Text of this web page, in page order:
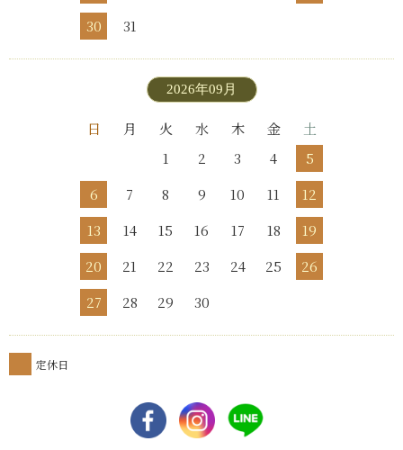
30
31
2026年09月
日 月 火 水 木 金
土
1
2 3 4
5
6
7 8 9 10 11
12
13
14 15 16 17 18
19
20
21 22 23 24 25
26
27
28 29 30
定休日